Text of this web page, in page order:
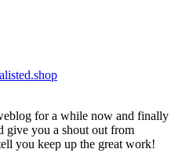
for a while now and finally
give you a shout out from
you keep up the great work!